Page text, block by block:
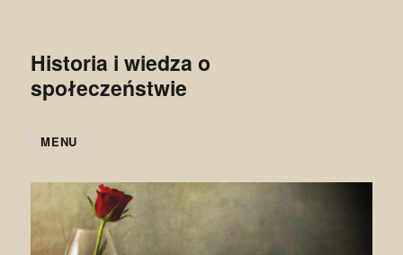
Historia i wiedza o
społeczeństwie
MENU